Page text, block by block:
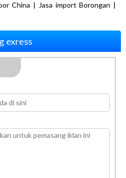
China | Jasa import Borongan |
exress